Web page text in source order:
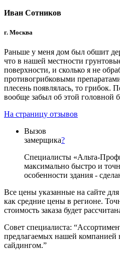
Иван Сотников
г. Москва
Раньше у меня дом был обшит
что в нашей местности
поверхности, и сколько я не
противогрибковыми
плесень появлялась, то грибок.
вообще забыл об этой головной
На страницу отзывов
Вызов
замерщика?
Специалисты «Альта-
максимально быстро и
особенности здания -
Все цены указанные на сайте
как средние цены в регионе.
стоимость заказа будет
Совет специалиста:
предлагаемых нашей компанией
сайдингом.”